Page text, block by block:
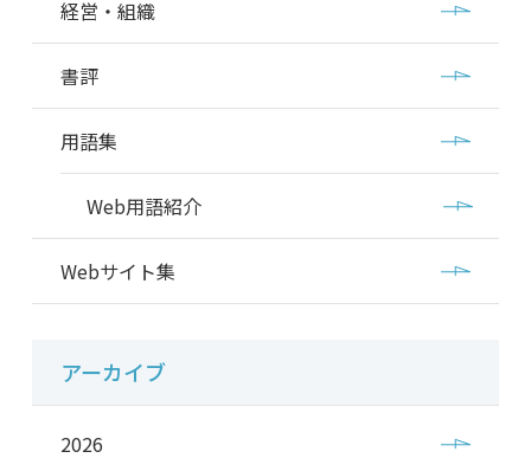
経営・組織
書評
用語集
Web用語紹介
Webサイト集
アーカイブ
2026